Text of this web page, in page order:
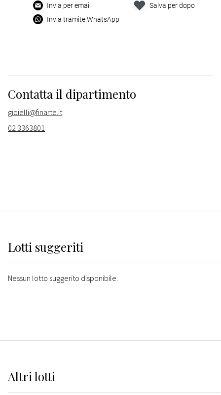
Invia per email
Invia tramite WhatsApp
Salva per dopo
Contatta il dipartimento
gioielli@finarte.it
02 3363801
Lotti suggeriti
Nessun lotto suggerito disponibile.
Altrilotti